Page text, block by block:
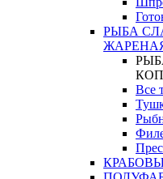
РЫБА
Все